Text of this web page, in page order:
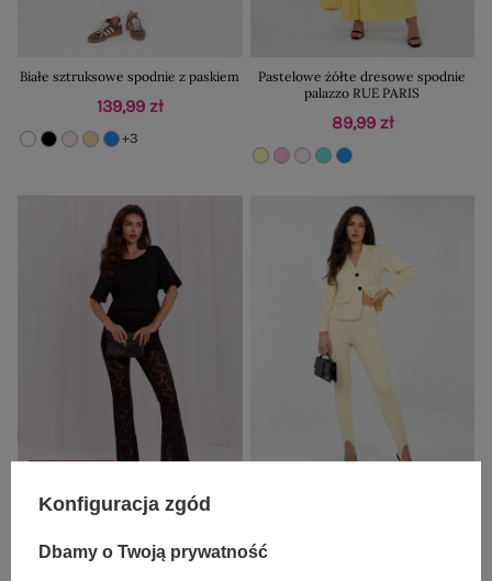
Białe sztruksowe spodnie z paskiem
139,99 zł
+3
Pastelowe żółte dresowe spodnie
palazzo RUE PARIS
89,99 zł
Czarne eleganckie spodnie dzwony z
79,99 zł
Konfiguracja zgód
Dbamy o Twoją prywatność